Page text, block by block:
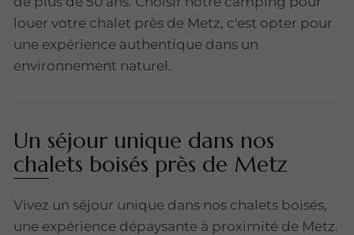
louer votre chalet près de Metz, c'est opter pour
une expérience authentique dans un
environnement naturel.
Un séjour unique dans nos
chalets boisés près de Metz
Vivez un séjour unique dans nos chalets boisés,
une expérience dépaysante à proximité de Metz.